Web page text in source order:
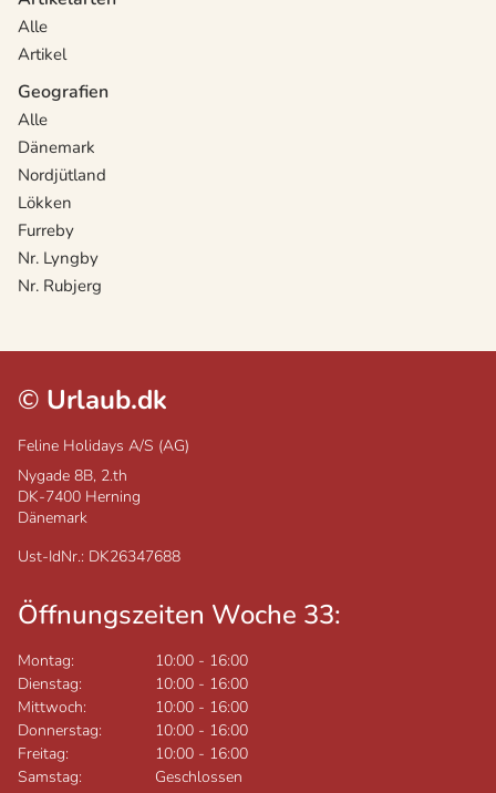
Alle
Artikel
Geografien
Alle
Dänemark
Nordjütland
Lökken
Furreby
Nr. Lyngby
Nr. Rubjerg
© Urlaub.dk
Feline Holidays A/S (AG)
Nygade 8B, 2.th
DK-7400 Herning
Dänemark
Ust-IdNr.: DK26347688
Öffnungszeiten Woche 33:
Montag: 10:00 - 16:00
Dienstag:
10:00 - 16:00
Mittwoch:
10:00 - 16:00
Donnerstag:
10:00 - 16:00
Freitag:
10:00 - 16:00
Samstag:
Geschlossen